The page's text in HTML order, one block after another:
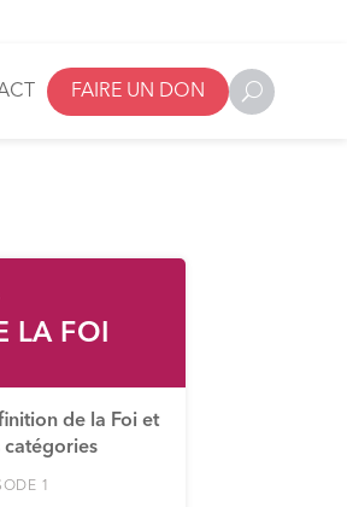
FAIRE UN DON
LA FOI
de la Foi et
catégories
1